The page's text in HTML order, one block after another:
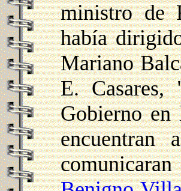
ministro de
había
Mariano
E. Casares,
Gobierno en
encuentran